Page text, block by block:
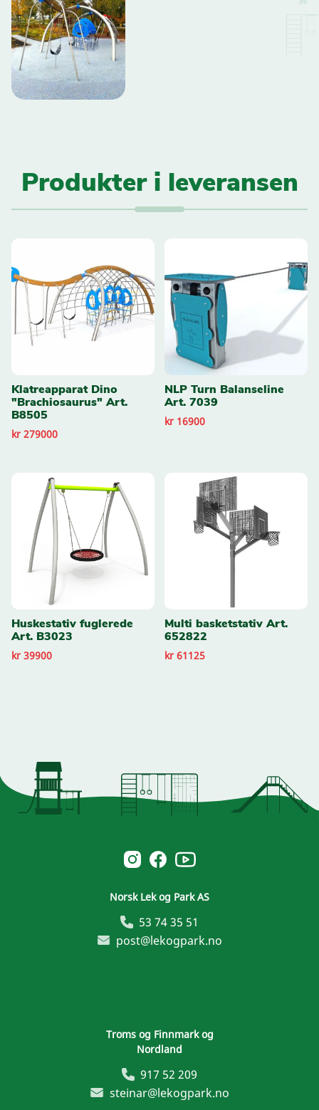
Produkter i leveransen
Klatreapparat Dino
"Brachiosaurus" Art.
B8505
kr 279000
NLP Turn Balanseline
Art. 7039
kr 16900
Huskestativ fuglerede
Art. B3023
kr 39900
Multi basketstativ Art.
652822
kr 61125
Norsk Leg & Park instagram
Norsk Leg & Park facebook
Norsk Leg & Park youtube
Norsk Lek og Park AS
53 74 35 51
post@lekogpark.no
Troms og Finnmark og
Nordland
917 52 209
steinar@lekogpark.no